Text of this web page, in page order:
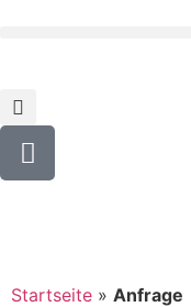
Startseite » Anfrage